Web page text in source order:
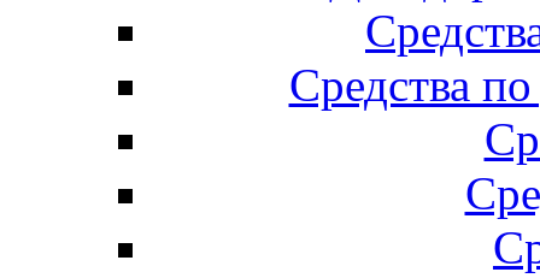
Средства